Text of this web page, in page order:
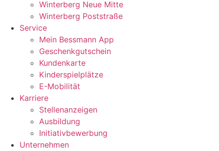
Winterberg Neue Mitte
Winterberg Poststraße
Service
Mein Bessmann App
Geschenkgutschein
Kundenkarte
Kinderspielplätze
E-Mobilität
Karriere
Stellenanzeigen
Ausbildung
Initiativbewerbung
Unternehmen